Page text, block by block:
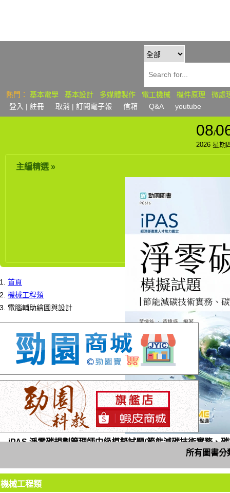
熱門： 基本電學 基本設計 多媒體製作 電工機械 機件原理
微處
登入 | 註冊 取消 | 訂閱電子報 信箱 Q&A youtube
08/
2026 星期
主編精選 »
iPAS 淨零碳規劃管理師中級模擬試題(節能減碳技術實務、
首頁
機械工程類
電腦輔助繪圖與設計
所有圖書分
械工程類